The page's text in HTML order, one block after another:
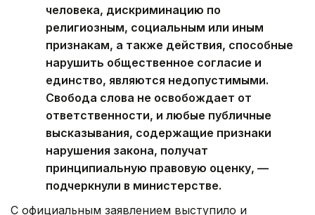
человека, дискриминацию по
религиозным, социальным или иным
признакам, а также действия, способные
нарушить общественное согласие и
единство, являются недопустимыми.
Свобода слова не освобождает от
ответственности, и любые публичные
высказывания, содержащие признаки
нарушения закона, получат
принципиальную правовую оценку, —
подчеркнули в министерстве.
С официальным заявлением выступило и